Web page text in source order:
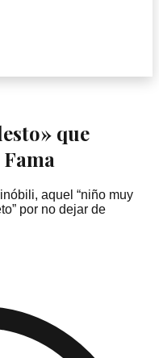
que
aquel “niño muy
por no dejar de